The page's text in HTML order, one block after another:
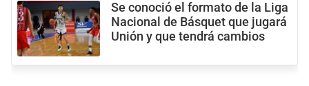
Se conoció el formato de la Liga
Nacional de Básquet que jugará
Unión y que tendrá cambios